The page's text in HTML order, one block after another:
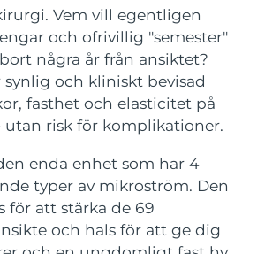
Vem vill egentligen
och ofrivillig "semester"
några år från ansiktet?
och kliniskt bevisad
fasthet och elasticitet på
utan risk för komplikationer.
enda enhet som har 4
typer av mikroström. Den
för att stärka de 69
och hals för att ge dig
aging massage
4 Plus
LED heating
4 Men
anti-aging massage
toning
2 go
toning on-the-go
2 eyes & lips
line smoothing device
3-paket
facial hydration
3 LED
infrared and red light therapy
Munvård
4
silicone sonic toothbrush
4 plus
hybrid silicone sonic toothbrush
BEHANDLING
LED-behandlingar
NEW
Förväntad leverans8/14/26
Förväntad leverans8/11/26
Förväntad leverans 8/13/26
Förväntad leverans 8/12/26
Förväntad leverans 8/12/26